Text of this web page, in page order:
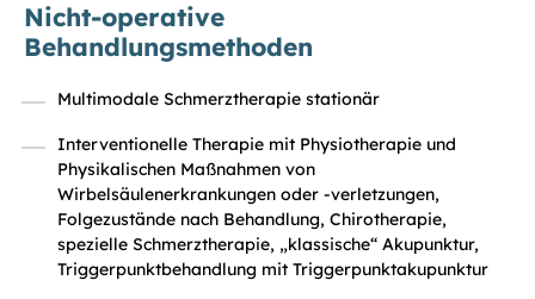
Nicht-operative
Behandlungsmethoden
Multimodale Schmerztherapie stationär
Interventionelle Therapie mit Physiotherapie und
Physikalischen Maßnahmen von
Wirbelsäulenerkrankungen oder -verletzungen,
Folgezustände nach Behandlung, Chirotherapie,
spezielle Schmerztherapie, „klassische“ Akupunktur,
Triggerpunktbehandlung mit Triggerpunktakupunktur